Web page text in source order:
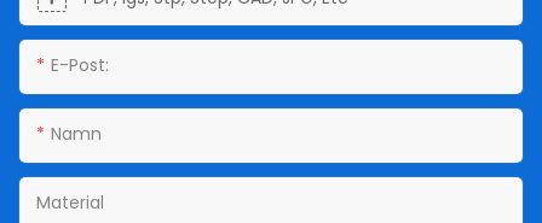
E-Post:
Namn
Material